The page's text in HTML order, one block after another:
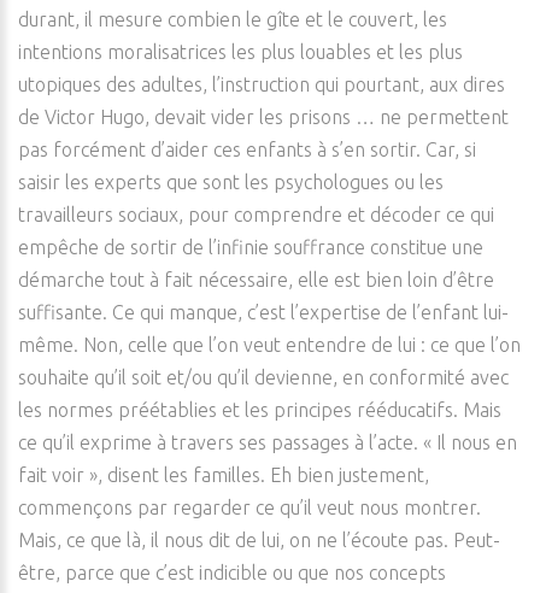
durant, il mesure combien le gîte et le couvert, les
intentions moralisatrices les plus louables et les plus
utopiques des adultes, l’instruction qui pourtant, aux dires
de Victor Hugo, devait vider les prisons … ne permettent
pas forcément d’aider ces enfants à s’en sortir. Car, si
saisir les experts que sont les psychologues ou les
travailleurs sociaux, pour comprendre et décoder ce qui
empêche de sortir de l’infinie souffrance constitue une
démarche tout à fait nécessaire, elle est bien loin d’être
suffisante. Ce qui manque, c’est l’expertise de l’enfant lui-
même. Non, celle que l’on veut entendre de lui : ce que l’on
souhaite qu’il soit et/ou qu’il devienne, en conformité avec
les normes préétablies et les principes rééducatifs. Mais
ce qu’il exprime à travers ses passages à l’acte. « Il nous en
fait voir », disent les familles. Eh bien justement,
commençons par regarder ce qu’il veut nous montrer.
Mais, ce que là, il nous dit de lui, on ne l’écoute pas. Peut-
être, parce que c’est indicible ou que nos concepts